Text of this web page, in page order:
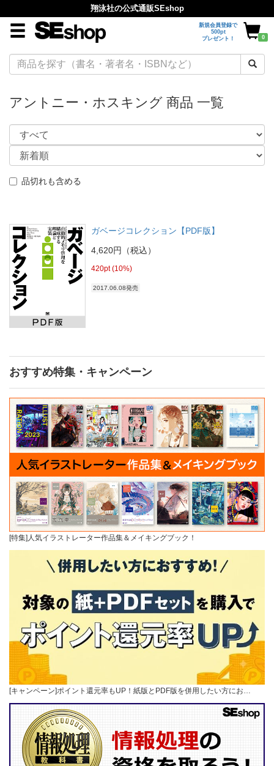
翔泳社の公式通販SEshop
新規会員登録で
500pt
プレゼント！
0
アントニー・ホスキング 商品 一覧
品切れも含める
ガベージコレクション【PDF版】
4,620円（税込）
420pt (10%)
2017.06.08発売
おすすめ特集・キャンペーン
[特集]人気イラストレーター作品集＆メイキングブック！
[キャンペーン]ポイント還元率もUP！紙版とPDF版を併用したい方にお…